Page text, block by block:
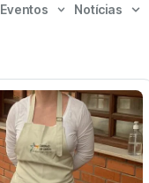
Eventos Notícias